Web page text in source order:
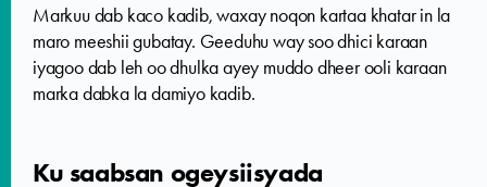
Markuu dab kaco kadib, waxay noqon kartaa khatar in la
maro meeshii gubatay. Geeduhu way soo dhici karaan
iyagoo dab leh oo dhulka ayey muddo dheer ooli karaan
marka dabka la damiyo kadib.
Ku saabsan ogeysiisyada